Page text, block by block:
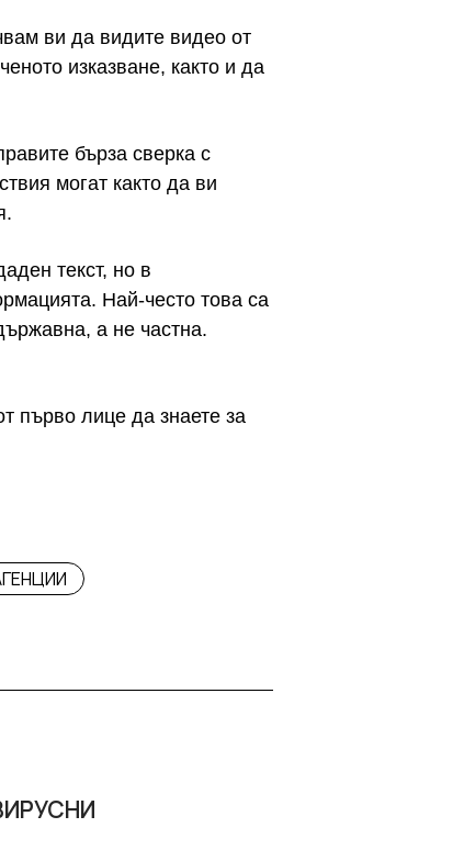
ви да видите видео от
изказване, както и да
бърза сверка с
могат както да ви
текст, но в
Най-често това са
а не частна.
първо лице да знаете за